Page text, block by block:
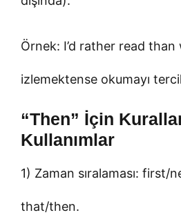
Örnek: I’d rather read
izlemektense okumayı
“Then” İçin
Kullanımlar
1) Zaman sıralaması: first/
that/then.